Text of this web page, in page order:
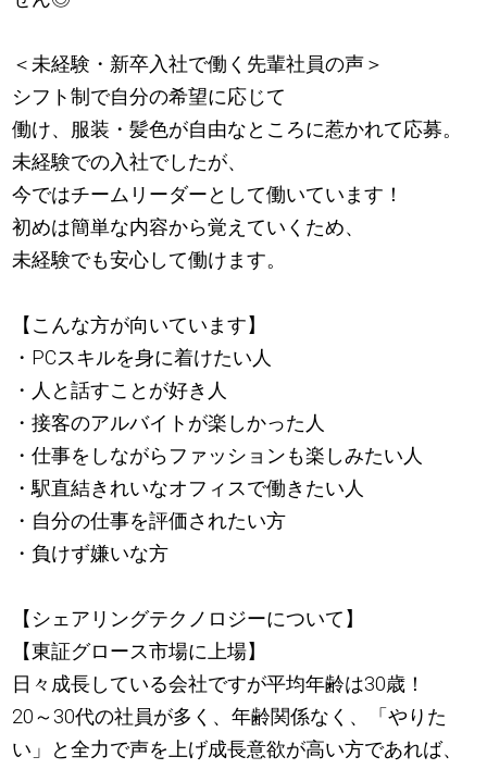
＜未経験・新卒入社で働く先輩社員の声＞
シフト制で自分の希望に応じて
働け、服装・髪色が自由なところに惹かれて応募。
未経験での入社でしたが、
今ではチームリーダーとして働いています！
初めは簡単な内容から覚えていくため、
未経験でも安心して働けます。
【こんな方が向いています】
・PCスキルを身に着けたい人
・人と話すことが好き人
・接客のアルバイトが楽しかった人
・仕事をしながらファッションも楽しみたい人
・駅直結きれいなオフィスで働きたい人
・自分の仕事を評価されたい方
・負けず嫌いな方
【シェアリングテクノロジーについて】
【東証グロース市場に上場】
日々成長している会社ですが平均年齢は30歳！
20～30代の社員が多く、年齢関係なく、「やりた
い」と全力で声を上げ成長意欲が高い方であれば、